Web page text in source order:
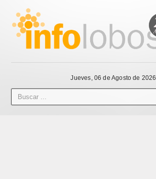
Jueves, 06 de Agosto de 2026